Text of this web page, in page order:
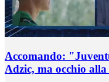
Accomando:
Adzic, ma occhio